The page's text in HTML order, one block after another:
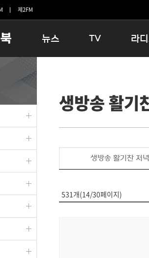
제2FM
뉴스
보은
옥천
TV
인생내컷
테마기행 길
시청자 FLEX
특집프로그램
라
16:00
우리 고
생방송 활기
생방송 활기찬 저녁
531개(14/30페이지)